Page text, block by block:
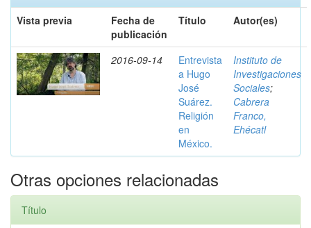
Vista previa
Fecha de
publicación
Título Autor(es)
2016-09-14
Entrevista
a Hugo
José
Suárez.
Religión
en
México.
Instituto de
Investigaciones
Sociales;
Cabrera
Franco,
Ehécatl
Otras opciones relacionadas
Título